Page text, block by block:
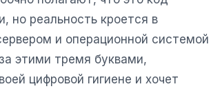
но реальность кроется в
и операционной системой
этими тремя буквами,
цифровой гигиене и хочет